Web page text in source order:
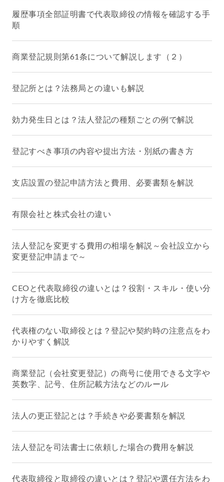
履歴事項全部証明書で代表取締役の情報を確認する手
順
商業登記規則第61条について解説します（２）
登記所とは？法務局との違いも解説
効力発生日とは？法人登記の種類ごとの例で解説
登記すべき事項の内容や提出方法・別紙の書き方
支店設置の登記申請方法と費用、必要書類を解説
有限会社と株式会社の違い
法人登記を変更する費用の相場を解説～会社設立から
変更登記申請まで～
CEOと代表取締役の違いとは？役割・スキル・使い分
け方を徹底比較
代表権のない取締役とは？登記や契約時の注意点をわ
かりやすく解説
商業登記（会社変更登記）の商号に使用できる文字や
英数字、記号、住所記載方法などのルール
法人の更正登記とは？手続きや必要書類を解説
法人登記を司法書士に依頼した場合の費用を解説
代表取締役と取締役の違いとは？登記や選任方法をわ